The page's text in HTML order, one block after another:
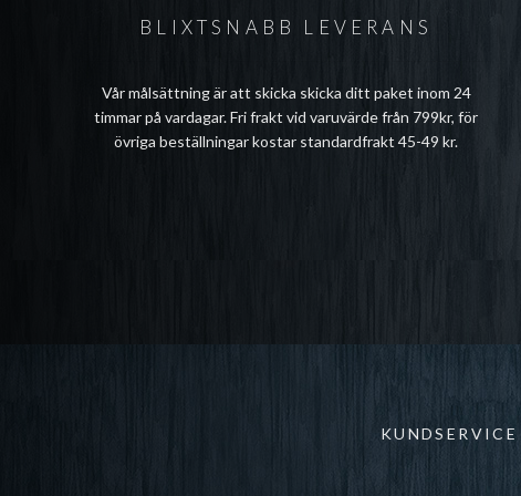
BLIXTSNABB LEVERANS
Vår målsättning är att skicka skicka ditt paket inom 24
timmar på vardagar. Fri frakt vid varuvärde från 799kr, för
övriga beställningar kostar standardfrakt 45-49 kr.
KUNDSERVICE